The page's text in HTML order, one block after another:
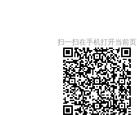
扫一扫在手机打开当前页